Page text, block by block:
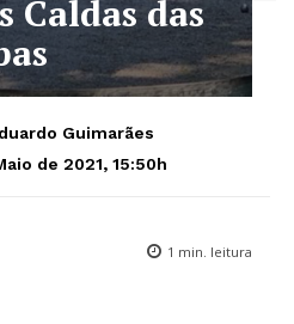
das
Guimarães
de 2021, 15:50h
1 min. leitura